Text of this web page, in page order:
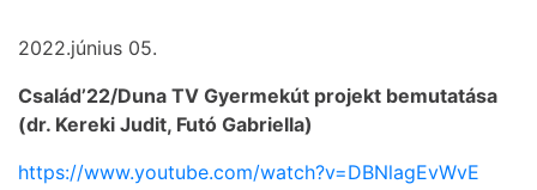
2022.június 05.
Család’22/Duna TV Gyermekút projekt bemutatása
(dr. Kereki Judit, Futó Gabriella)
https://www.youtube.com/watch?v=DBNlagEvWvE